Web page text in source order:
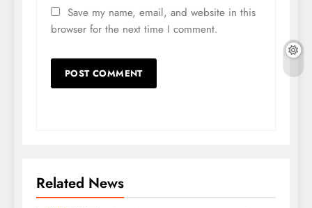
Save my name, email, and website in this
browser for the next time I comment.
Related News